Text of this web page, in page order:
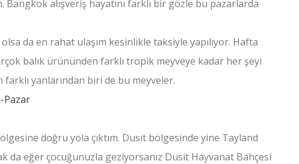
alışveriş hayatını farklı bir gözle bu pazarlarda
da en rahat ulaşım kesinlikle taksiyle yapılıyor. Hafta
balık ürününden farklı tropik meyveye kadar her şeyi
yanlarından biri de bu meyveler.
doğru yola çıktım. Dusit bölgesinde yine Tayland
da eğer çocuğunuzla geziyorsanız Dusit Hayvanat Bahçesi